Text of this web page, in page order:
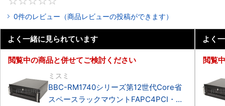
0件のレビュー（商品レビューの投稿ができます）
よく一緒に見られています
閲覧中の商品と併せてご検討ください
ミスミ
BBC-RM1740シリーズ第12世代Core省
スペースラックマウントFAPC4PCI・
よく
閲覧